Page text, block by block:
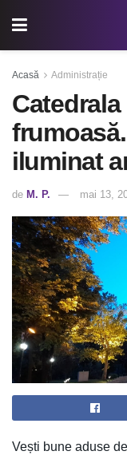
Acasă Administrație
iluminat
de M. P. mai 13,
Vești bune aduse